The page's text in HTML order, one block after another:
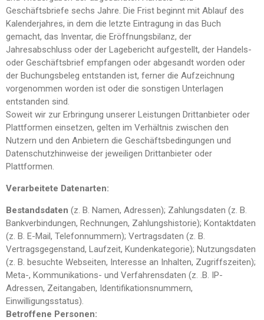
Geschäftsbriefe sechs Jahre. Die Frist beginnt mit Ablauf des
Kalenderjahres, in dem die letzte Eintragung in das Buch
gemacht, das Inventar, die Eröffnungsbilanz, der
Jahresabschluss oder der Lagebericht aufgestellt, der Handels-
oder Geschäftsbrief empfangen oder abgesandt worden oder
der Buchungsbeleg entstanden ist, ferner die Aufzeichnung
vorgenommen worden ist oder die sonstigen Unterlagen
entstanden sind.
Soweit wir zur Erbringung unserer Leistungen Drittanbieter oder
Plattformen einsetzen, gelten im Verhältnis zwischen den
Nutzern und den Anbietern die Geschäftsbedingungen und
Datenschutzhinweise der jeweiligen Drittanbieter oder
Plattformen.
Verarbeitete Datenarten:
Bestandsdaten (z. B. Namen, Adressen); Zahlungsdaten (z. B.
Bankverbindungen, Rechnungen, Zahlungshistorie); Kontaktdaten
(z. B. E-Mail, Telefonnummern); Vertragsdaten (z. B.
Vertragsgegenstand, Laufzeit, Kundenkategorie); Nutzungsdaten
(z. B. besuchte Webseiten, Interesse an Inhalten, Zugriffszeiten);
Meta-, Kommunikations- und Verfahrensdaten (z. .B. IP-
Adressen, Zeitangaben, Identifikationsnummern,
Einwilligungsstatus).
Betroffene Personen: